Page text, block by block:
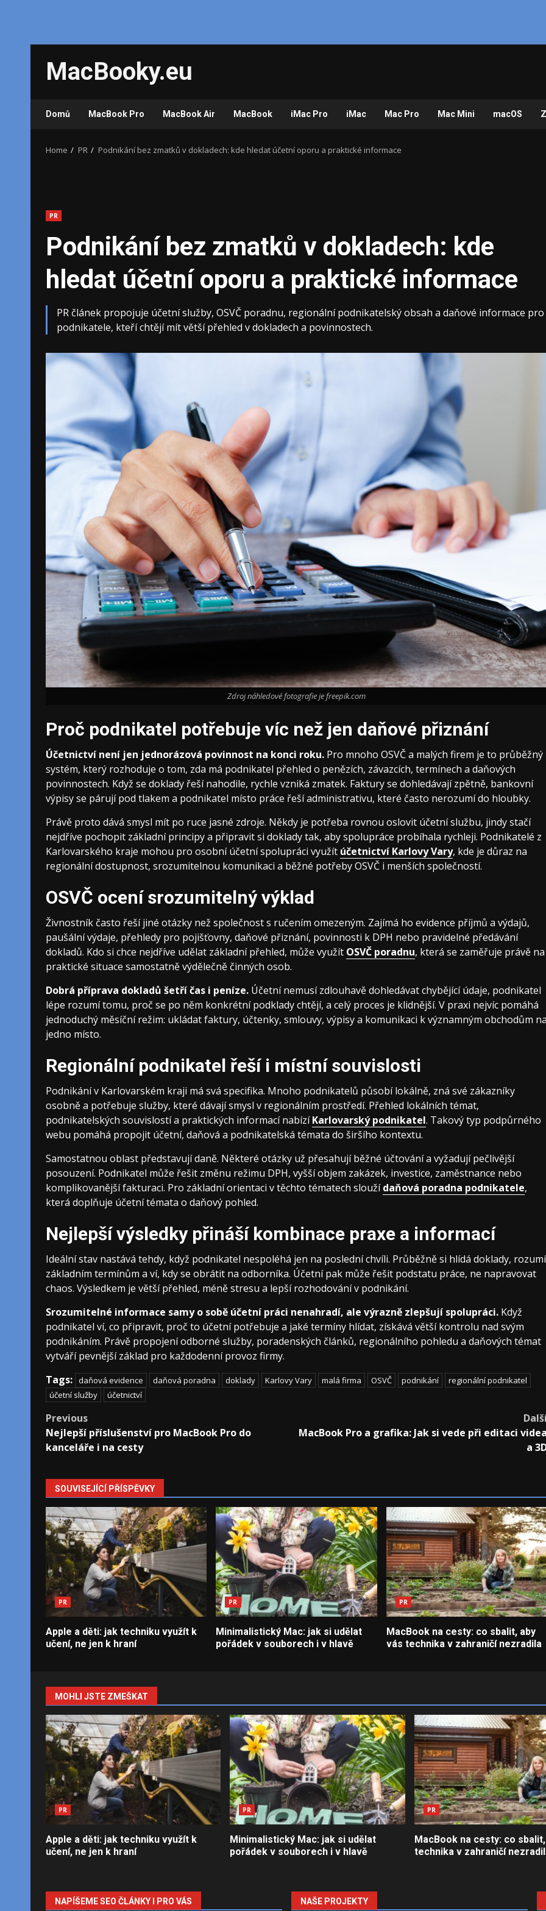
content
MacBooky.eu
Domů MacBook Pro MacBook Air MacBook iMac Pro iMac Mac Pro Mac Mini macOS
Home PR Podnikání bez zmatků v dokladech: kde hledat účetní oporu a praktické informace
PR
Podnikání bez zmatků v dokladech: kde
hledat účetní oporu a praktické informace
PR článek propojuje účetní služby, OSVČ poradnu, regionální podnikatelský obsah a daňové informace pro
podnikatele, kteří chtějí mít větší přehled v dokladech a povinnostech.
Zdroj náhledové fotografie je freepik.com
Proč podnikatel potřebuje víc než jen daňové přiznání
Účetnictví není jen jednorázová povinnost na konci roku. Pro mnoho OSVČ a malých firem je to průběžný
systém, který rozhoduje o tom, zda má podnikatel přehled o penězích, závazcích, termínech a daňových
povinnostech. Když se doklady řeší nahodile, rychle vzniká zmatek. Faktury se dohledávají zpětně, bankovní
výpisy se párují pod tlakem a podnikatel místo práce řeší administrativu, které často nerozumí do hloubky.
Právě proto dává smysl mít po ruce jasné zdroje. Někdy je potřeba rovnou oslovit účetní službu, jindy stačí
nejdříve pochopit základní principy a připravit si doklady tak, aby spolupráce probíhala rychleji. Podnikatelé z
Karlovarského kraje mohou pro osobní účetní spolupráci využít účetnictví Karlovy Vary, kde je důraz na
regionální dostupnost, srozumitelnou komunikaci a běžné potřeby OSVČ i menších společností.
OSVČ ocení srozumitelný výklad
Živnostník často řeší jiné otázky než společnost s ručením omezeným. Zajímá ho evidence příjmů a výdajů,
paušální výdaje, přehledy pro pojišťovny, daňové přiznání, povinnosti k DPH nebo pravidelné předávání
dokladů. Kdo si chce nejdříve udělat základní přehled, může využít OSVČ poradnu, která se zaměřuje právě na
praktické situace samostatně výdělečně činných osob.
Dobrá příprava dokladů šetří čas i peníze. Účetní nemusí zdlouhavě dohledávat chybějící údaje, podnikatel
lépe rozumí tomu, proč se po něm konkrétní podklady chtějí, a celý proces je klidnější. V praxi nejvíc pomáhá
jednoduchý měsíční režim: ukládat faktury, účtenky, smlouvy, výpisy a komunikaci k významným obchodům
jedno místo.
Regionální podnikatel řeší i místní souvislosti
Podnikání v Karlovarském kraji má svá specifika. Mnoho podnikatelů působí lokálně, zná své zákazníky
osobně a potřebuje služby, které dávají smysl v regionálním prostředí. Přehled lokálních témat,
podnikatelských souvislostí a praktických informací nabízíKarlovarský podnikatel. Takový typ podpůrného
webu pomáhá propojit účetní, daňová a podnikatelská témata do širšího kontextu.
Samostatnou oblast představují daně. Některé otázky už přesahují běžné účtování a vyžadují pečlivější
posouzení. Podnikatel může řešit změnu režimu DPH, vyšší objem zakázek, investice, zaměstnance nebo
komplikovanější fakturaci. Pro základní orientaci v těchto tématech sloužídaňová poradna podnikatele,
která doplňuje účetní témata o daňový pohled.
Nejlepší výsledky přináší kombinace praxe a informací
Ideální stav nastává tehdy, když podnikatel nespoléhá jen na poslední chvíli. Průběžně si hlídá doklady, rozumí
základním termínům a ví, kdy se obrátit na odborníka. Účetní pak může řešit podstatu práce, ne napravovat
chaos. Výsledkem je větší přehled, méně stresu a lepší rozhodování v podnikání.
Srozumitelné informace samy o sobě účetní práci nenahradí, ale výrazně zlepšují spolupráci. Když
podnikatel ví, co připravit, proč to účetní potřebuje a jaké termíny hlídat, získává větší kontrolu nad svým
podnikáním. Právě propojení odborné služby, poradenských článků, regionálního pohledu a daňových témat
vytváří pevnější základ pro každodenní provoz firmy.
Tags: daňová evidence daňová poradna doklady Karlovy Vary malá firma OSVČ podnikání
regionální podnikatel
účetní služby
účetnictví
Post
navigation
Previous
Nejlepší příslušenství pro MacBook Pro do
kanceláře i na cesty
MacBook Pro a grafika: Jak si vede při editaci
a
SOUVISEJÍCÍ PŘÍSPĚVKY
PR
Apple a děti: jak techniku využít k
učení, ne jen k hraní
PR
Minimalistický Mac: jak si udělat
pořádek v souborech i v hlavě
PR
MacBook na cesty: co sbalit, aby
vás technika v zahraničí nezradila
MOHLI JSTE ZMEŠKAT
PR
Apple a děti: jak techniku využít k
učení, ne jen k hraní
PR
Minimalistický Mac: jak si udělat
pořádek v souborech i v hlavě
PR
MacBook na cesty: co
technika v zahraničí
NAPÍŠEME SEO ČLÁNKY I PRO VÁS NAŠE PROJEKTY